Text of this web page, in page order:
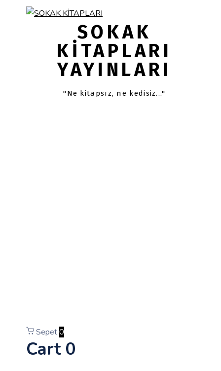
SOKAK
KITAPLARI
YAYINLARI
"Ne kitapsız, ne kedisiz..."
Sepet0
Cart 0